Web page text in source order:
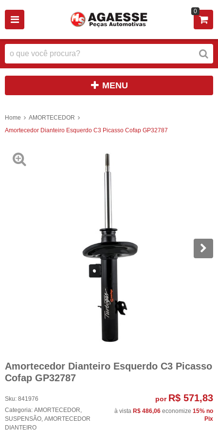
0
MENU
Home
AMORTECEDOR
Amortecedor Dianteiro Esquerdo C3 Picasso Cofap GP32787
Amortecedor Dianteiro Esquerdo C3 Picasso
Cofap GP32787
Sku: 841976
Categoria: AMORTECEDOR,
SUSPENSÃO, AMORTECEDOR
DIANTEIRO
por R$ 571,83
à vista R$ 486,06 economize 15% no
Pix